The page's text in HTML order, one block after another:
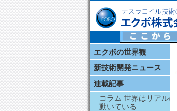
エクボの世界観
新技術開発ニュース
連載記事
コラム 世界はリアルに
動いている